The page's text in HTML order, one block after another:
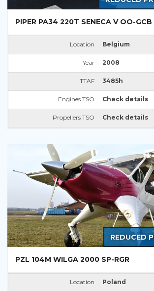
PIPER PA34 220T SENECA V OO-GCB
Location Belgium
Year 2008
TTAF 3485h
Engines TSO Check details
Propellers TSO Check details
REDUCED
PZL 104M WILGA 2000 SP-RGR
Location Poland